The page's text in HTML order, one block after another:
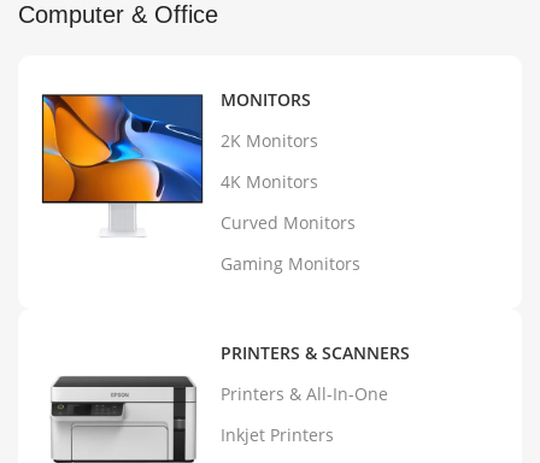
Computer & Office
MONITORS
2K Monitors
4K Monitors
Curved Monitors
Gaming Monitors
PRINTERS & SCANNERS
Printers & All-In-One
Inkjet Printers